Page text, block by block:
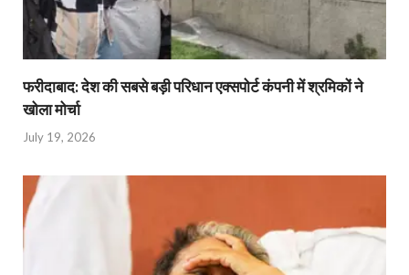
फरीदाबाद: देश की सबसे बड़ी परिधान एक्सपोर्ट कंपनी में श्रमिकों ने
खोला मोर्चा
July 19, 2026